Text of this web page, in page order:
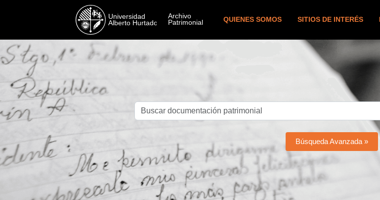
QUIENES SOMOS SITIOS DE INTERÉS
Búsqueda Avanzada »